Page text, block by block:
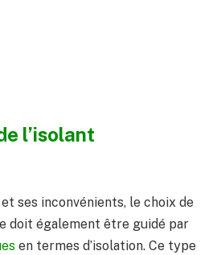
l’isolant
ses inconvénients, le choix de
doit également être guidé par
en termes d’isolation. Ce type